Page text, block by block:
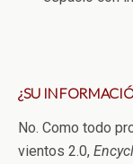
¿SU
No. Como todo
vientos 2.0,